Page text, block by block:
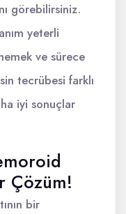
görebilirsiniz.
yeterli
ve sürece
tecrübesi farklı
iyi sonuçlar
Çözüm!
bir